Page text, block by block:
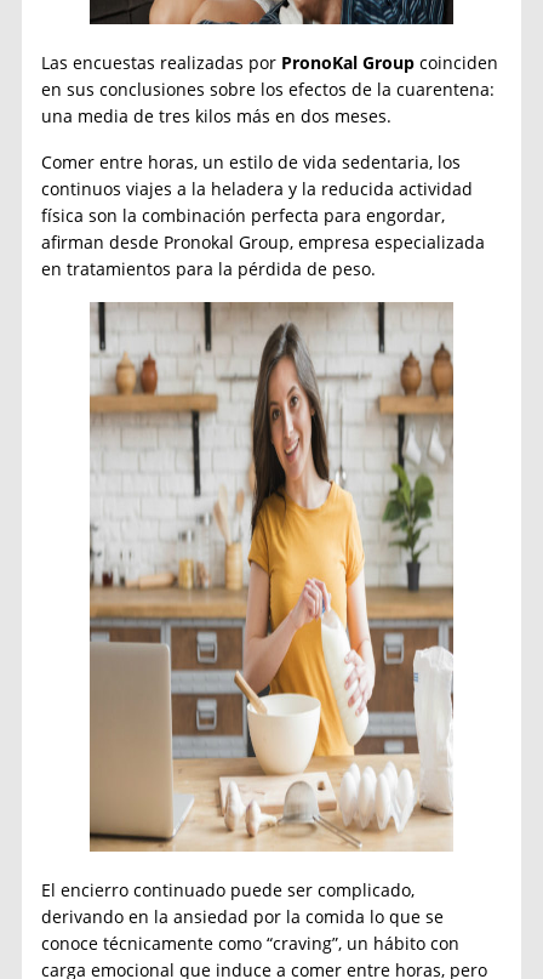
Las encuestas realizadas por PronoKal Group coinciden
en sus conclusiones sobre los efectos de la cuarentena:
una media de tres kilos más en dos meses.
Comer entre horas, un estilo de vida sedentaria, los
continuos viajes a la heladera y la reducida actividad
física son la combinación perfecta para engordar,
afirman desde Pronokal Group, empresa especializada
en tratamientos para la pérdida de peso.
El encierro continuado puede ser complicado,
derivando en la ansiedad por la comida lo que se
conoce técnicamente como “craving”, un hábito con
carga emocional que induce a comer entre horas, pero